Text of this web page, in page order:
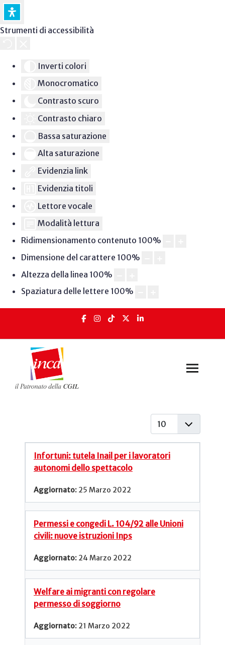
Strumenti di accessibilità
Inverti colori
Monocromatico
Contrasto scuro
Contrasto chiaro
Bassa saturazione
Alta saturazione
Evidenzia link
Evidenzia titoli
Lettore vocale
Modalità lettura
Ridimensionamento contenuto 100%
Dimensione del carattere 100%
Altezza della linea 100%
Spaziatura delle lettere 100%
Visualizza #
Infortuni: tutela Inail per i lavoratori
autonomi dello spettacolo
25 Marzo 2022
Permessi e congedi L. 104/92 alle Unioni
civili: nuove istruzioni Inps
24 Marzo 2022
Welfare ai migranti con regolare
permesso di soggiorno
21 Marzo 2022